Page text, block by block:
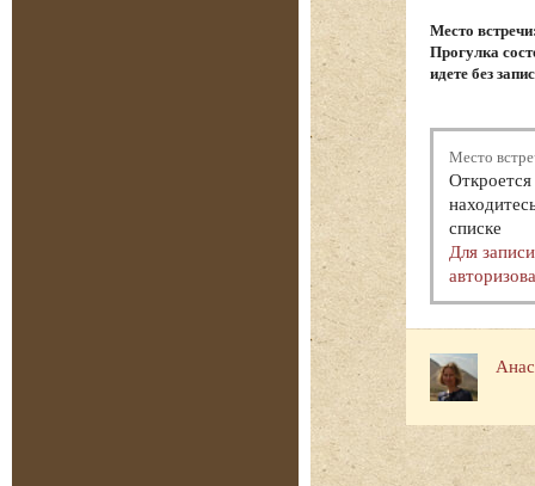
Место
Прогулка
идете без
Место
списке
Для